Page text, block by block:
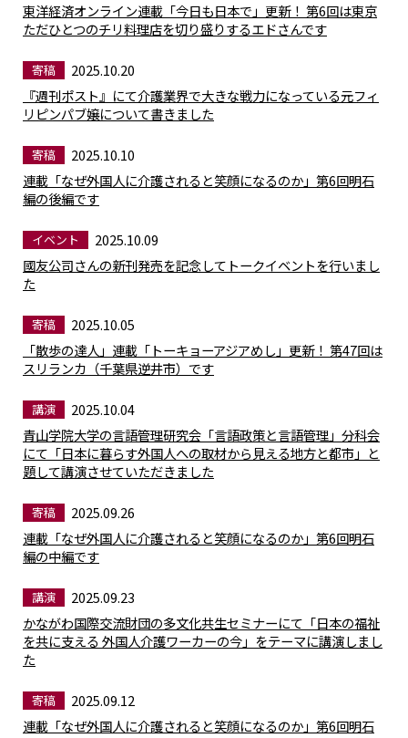
東洋経済オンライン連載「今日も日本で」更新！ 第6回は東京
ただひとつのチリ料理店を切り盛りするエドさんです
寄稿
2025.10.20
『週刊ポスト』にて介護業界で大きな戦力になっている元フィ
リピンパブ嬢について書きました
寄稿
2025.10.10
連載「なぜ外国人に介護されると笑顔になるのか」第6回明石
編の後編です
イベント
2025.10.09
國友公司さんの新刊発売を記念してトークイベントを行いまし
た
寄稿
2025.10.05
「散歩の達人」連載「トーキョーアジアめし」更新！ 第47回は
スリランカ（千葉県逆井市）です
講演
2025.10.04
青山学院大学の言語管理研究会「言語政策と言語管理」分科会
にて「日本に暮らす外国人への取材から見える地方と都市」と
題して講演させていただきました
寄稿
2025.09.26
連載「なぜ外国人に介護されると笑顔になるのか」第6回明石
編の中編です
講演
2025.09.23
かながわ国際交流財団の多文化共生セミナーにて「日本の福祉
を共に支える 外国人介護ワーカーの今」をテーマに講演しまし
た
寄稿
2025.09.12
連載「なぜ外国人に介護されると笑顔になるのか」第6回明石